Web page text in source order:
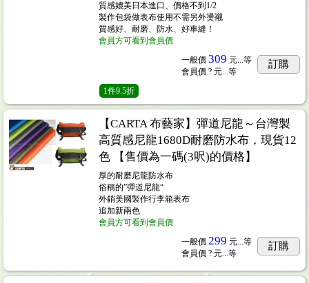
質感媲美日本進口、價格不到1/2
製作包袋做表布使用不需另外燙襯
質感好、耐磨、防水、好車縫！
會員方可看到會員價
一般價 309 元...等
會員價 ? 元...等
訂購
1件9.5折
【CARTA 布藝家】彈道尼龍～台灣製
高質感尼龍1680D耐磨防水布，現貨12
色 【售價為一碼(3呎)的價格】
厚的耐磨尼龍防水布
俗稱的”彈道尼龍“
外銷美國製作行李箱表布
追加新兩色
會員方可看到會員價
一般價 299 元...等
會員價 ? 元...等
訂購